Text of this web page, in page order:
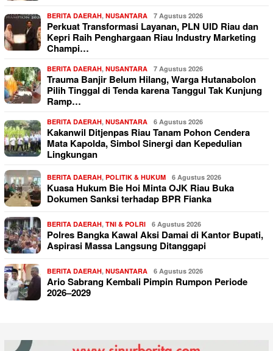
BERITA DAERAH, NUSANTARA 7 Agustus 2026
Perkuat Transformasi Layanan, PLN UID Riau dan
Kepri Raih Penghargaan Riau Industry Marketing
Champi…
BERITA DAERAH, NUSANTARA 7 Agustus 2026
Trauma Banjir Belum Hilang, Warga Hutanabolon
Pilih Tinggal di Tenda karena Tanggul Tak Kunjung
Ramp…
BERITA DAERAH, NUSANTARA 6 Agustus 2026
Kakanwil Ditjenpas Riau Tanam Pohon Cendera
Mata Kapolda, Simbol Sinergi dan Kepedulian
Lingkungan
BERITA DAERAH, POLITIK & HUKUM 6 Agustus 2026
Kuasa Hukum Bie Hoi Minta OJK Riau Buka
Dokumen Sanksi terhadap BPR Fianka
BERITA DAERAH, TNI & POLRI 6 Agustus 2026
Polres Bangka Kawal Aksi Damai di Kantor Bupati,
Aspirasi Massa Langsung Ditanggapi
BERITA DAERAH, NUSANTARA 6 Agustus 2026
Ario Sabrang Kembali Pimpin Rumpon Periode
2026–2029